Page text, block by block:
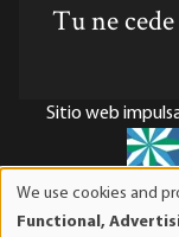
Tu ne
Sitio web
El Instituto Mises es
We use cookies and
Functional,